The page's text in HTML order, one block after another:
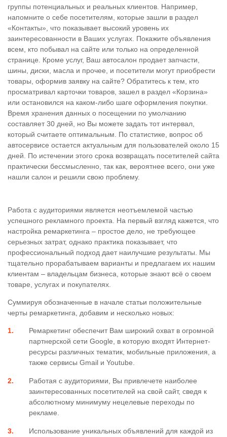
группы потенциальных и реальных клиентов. Например,
напомните о себе посетителям, которые зашли в раздел
«Контакты», что показывает высокий уровень их
заинтересованности в Ваших услугах. Покажите объявления
всем, кто побывал на сайте или только на определенной
странице. Кроме услуг, Ваш автосалон продает запчасти,
шины, диски, масла и прочее, и посетители могут приобрести
товары, оформив заявку на сайте? Обратитесь к тем, кто
просматривал карточки товаров, зашел в раздел «Корзина»
или остановился на каком-либо шаге оформления покупки.
Время хранения данных о посещении по умолчанию
составляет 30 дней, но Вы можете задать тот интервал,
который считаете оптимальным. По статистике, вопрос об
автосервисе остается актуальным для пользователей около 15
дней. По истечении этого срока возвращать посетителей сайта
практически бессмысленно, так как, вероятнее всего, они уже
нашли салон и решили свою проблему.
Работа с аудиториями является неотъемлемой частью
успешного рекламного проекта. На первый взгляд кажется, что
настройка ремаркетинга – простое дело, не требующее
серьезных затрат, однако практика показывает, что
профессиональный подход дает наилучшие результаты. Мы
тщательно прорабатываем варианты и предлагаем их нашим
клиентам – владельцам бизнеса, которые знают всё о своем
товаре, услугах и покупателях.
Суммируя обозначенные в начале статьи положительные
черты ремаркетинга, добавим и несколько новых:
Ремаркетинг обеспечит Вам широкий охват в огромной
партнерской сети Google, в которую входят Интернет-
ресурсы различных тематик, мобильные приложения, а
также сервисы Gmail и Youtube.
Работая с аудиториями, Вы привлечете наиболее
заинтересованных посетителей на свой сайт, сведя к
абсолютному минимуму нецелевые переходы по
рекламе.
Использование уникальных объявлений для каждой из